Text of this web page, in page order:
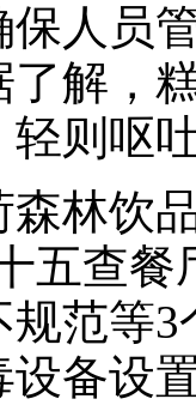
人员
解，
则呕
林饮
五查
范等
备设